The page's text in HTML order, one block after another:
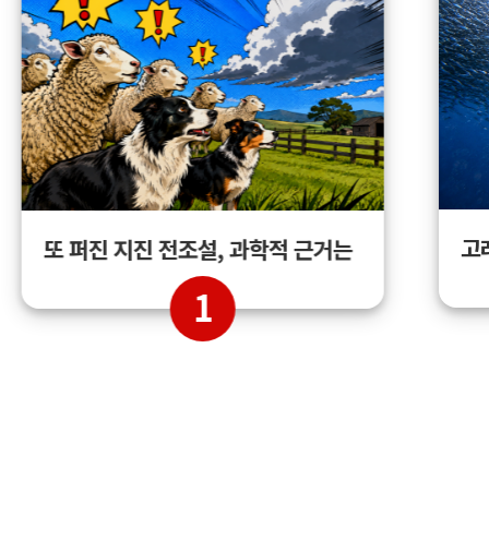
또 퍼진 지진 전조설, 과학적 근거는
1
고